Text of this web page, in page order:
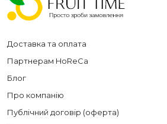
Доставка та оплата
Партнерам HoReCa
Блог
Про компанію
Публічний договір (оферта)